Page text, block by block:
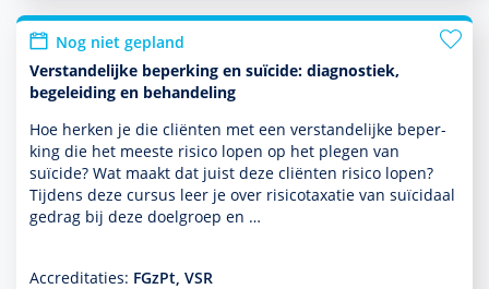
Nog niet gepland
Verstandelijke beperking en suïcide: diagnostiek,
begeleiding en behandeling
Hoe herken je die cliënten met een ver­stande­lijke beper­
king die het meeste risico lopen op het plegen van
suïcide? Wat maakt dat juist deze cliënten risico lopen?
Tijdens deze cursus leer je over risicotaxatie van suïcidaal
gedrag bij deze doel­groep en …
Accreditaties: FGzPt, VSR